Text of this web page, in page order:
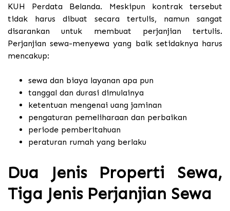
KUH Perdata Belanda. Meskipun kontrak tersebut
tidak harus dibuat secara tertulis, namun sangat
disarankan untuk membuat perjanjian tertulis.
Perjanjian sewa-menyewa yang baik setidaknya harus
mencakup:
sewa dan biaya layanan apa pun
tanggal dan durasi dimulainya
ketentuan mengenai uang jaminan
pengaturan pemeliharaan dan perbaikan
periode pemberitahuan
peraturan rumah yang berlaku
Dua Jenis Properti Sewa,
Tiga Jenis Perjanjian Sewa